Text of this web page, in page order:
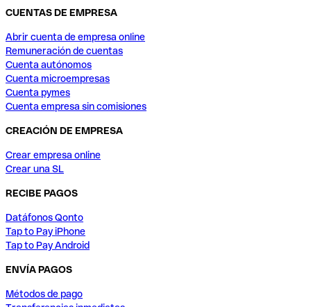
CUENTAS DE EMPRESA
Abrir cuenta de empresa online
Remuneración de cuentas
Cuenta autónomos
Cuenta microempresas
Cuenta pymes
Cuenta empresa sin comisiones
CREACIÓN DE EMPRESA
Crear empresa online
Crear una SL
RECIBE PAGOS
Datáfonos Qonto
Tap to Pay iPhone
Tap to Pay Android
ENVÍA PAGOS
Métodos de pago